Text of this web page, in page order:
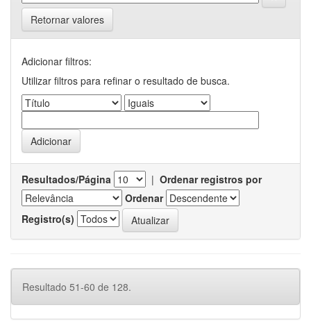
Retornar valores
Adicionar filtros:
Utilizar filtros para refinar o resultado de busca.
Resultados/Página | Ordenar registros por
Ordenar
Registro(s)
Resultado 51-60 de 128.